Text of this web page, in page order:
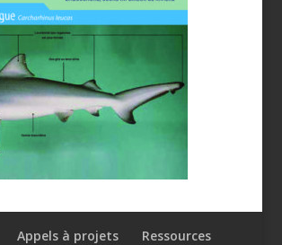
Appels à projets
Ressources